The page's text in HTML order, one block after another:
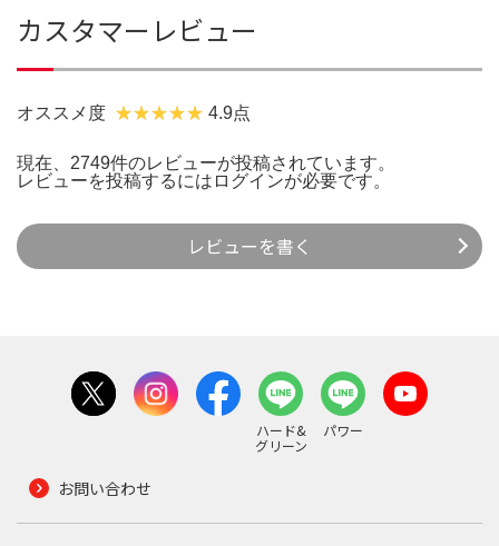
カスタマーレビュー
オススメ度 4.9点
現在、2749件のレビューが投稿されています。
レビューを投稿するには ログインが必要です。
レビューを書く
ハード&
グリーン
パワー
お問い合わせ